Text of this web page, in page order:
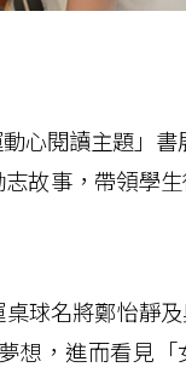
心閱讀主題」書
故事，帶領學
球名將鄭怡靜
想，進而看見